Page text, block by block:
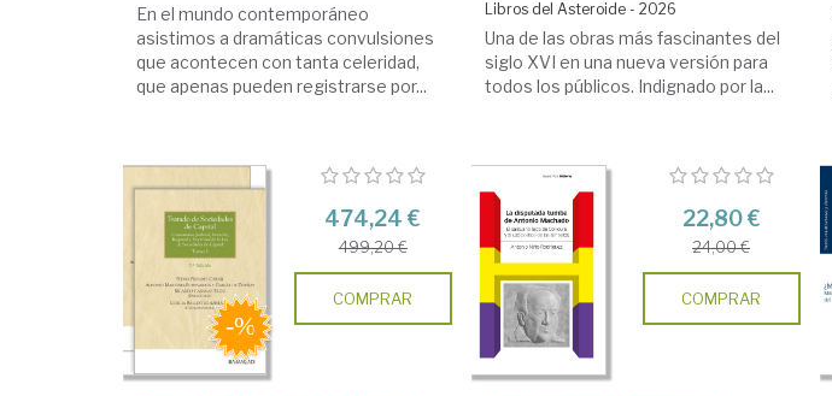
En el mundo contemporáneo
asistimos a dramáticas convulsiones
que acontecen con tanta celeridad,
que apenas pueden registrarse por...
Libros del Asteroide - 2026
Una de las obras más fascinantes del
siglo XVI en una nueva versión para
todos los públicos. Indignado por la...
474,24 €
499,20 €
COMPRAR
22,80 €
24,00 €
COMPRAR